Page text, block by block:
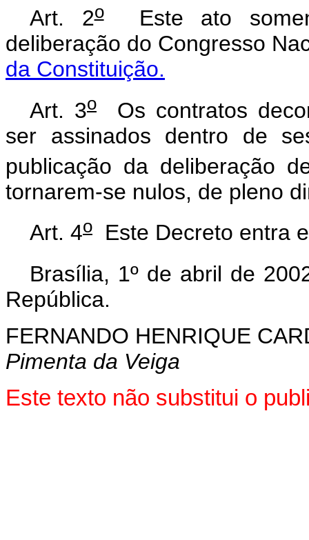
Art. 2oEste ato
deliberação do Congresso
da Constituição.
Art. 3o Os contratos
ser assinados dentro de
publicação da deliberação
tornarem-se nulos, de pleno
Art. 4o Este Decreto entra
Brasília, 1º de abril de
República.
FERNANDO HENRIQUE
Pimenta da Veiga
Este texto não substitui o